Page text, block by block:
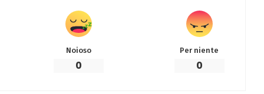
Noioso
0
Per niente
0